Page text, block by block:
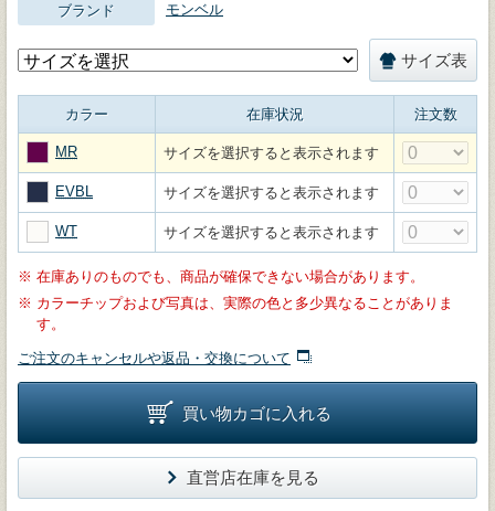
ブランド モンベル
サイズ表
カラー 在庫状況 注文数
MR サイズを選択すると表示されます
EVBL サイズを選択すると表示されます
WT サイズを選択すると表示されます
※ 在庫ありのものでも、商品が確保できない場合があります。
※ カラーチップおよび写真は、実際の色と多少異なることがありま
す。
ご注文のキャンセルや返品・交換について
買い物カゴに入れる
直営店在庫を見る